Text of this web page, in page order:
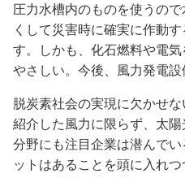
圧力水槽内のものを使うの
くして災害時に確実に作動
す。しかも、化石燃料や電
やさしい。今後、風力発電設
脱炭素社会の実現に欠かせ
紹介した風力に限らず、太
分野にも注目企業は潜んで
ットはあることを頭に入れ